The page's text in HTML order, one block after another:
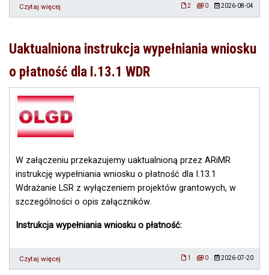
Czytaj więcej
Konsultacje
zakresie
wyboru
2 0 2026-08-04
Uaktualniona instrukcja wypełniania wniosku
o płatność dla I.13.1 WDR
W załączeniu przekazujemy uaktualnioną przez ARiMR
instrukcję wypełniania wniosku o płatność dla I.13.1
Wdrażanie LSR z wyłączeniem projektów grantowych, w
szczególności o opis załączników.
Instrukcja wypełniania wniosku o płatność:
Czytaj więcej
Uaktualniona
1 0 2026-07-20